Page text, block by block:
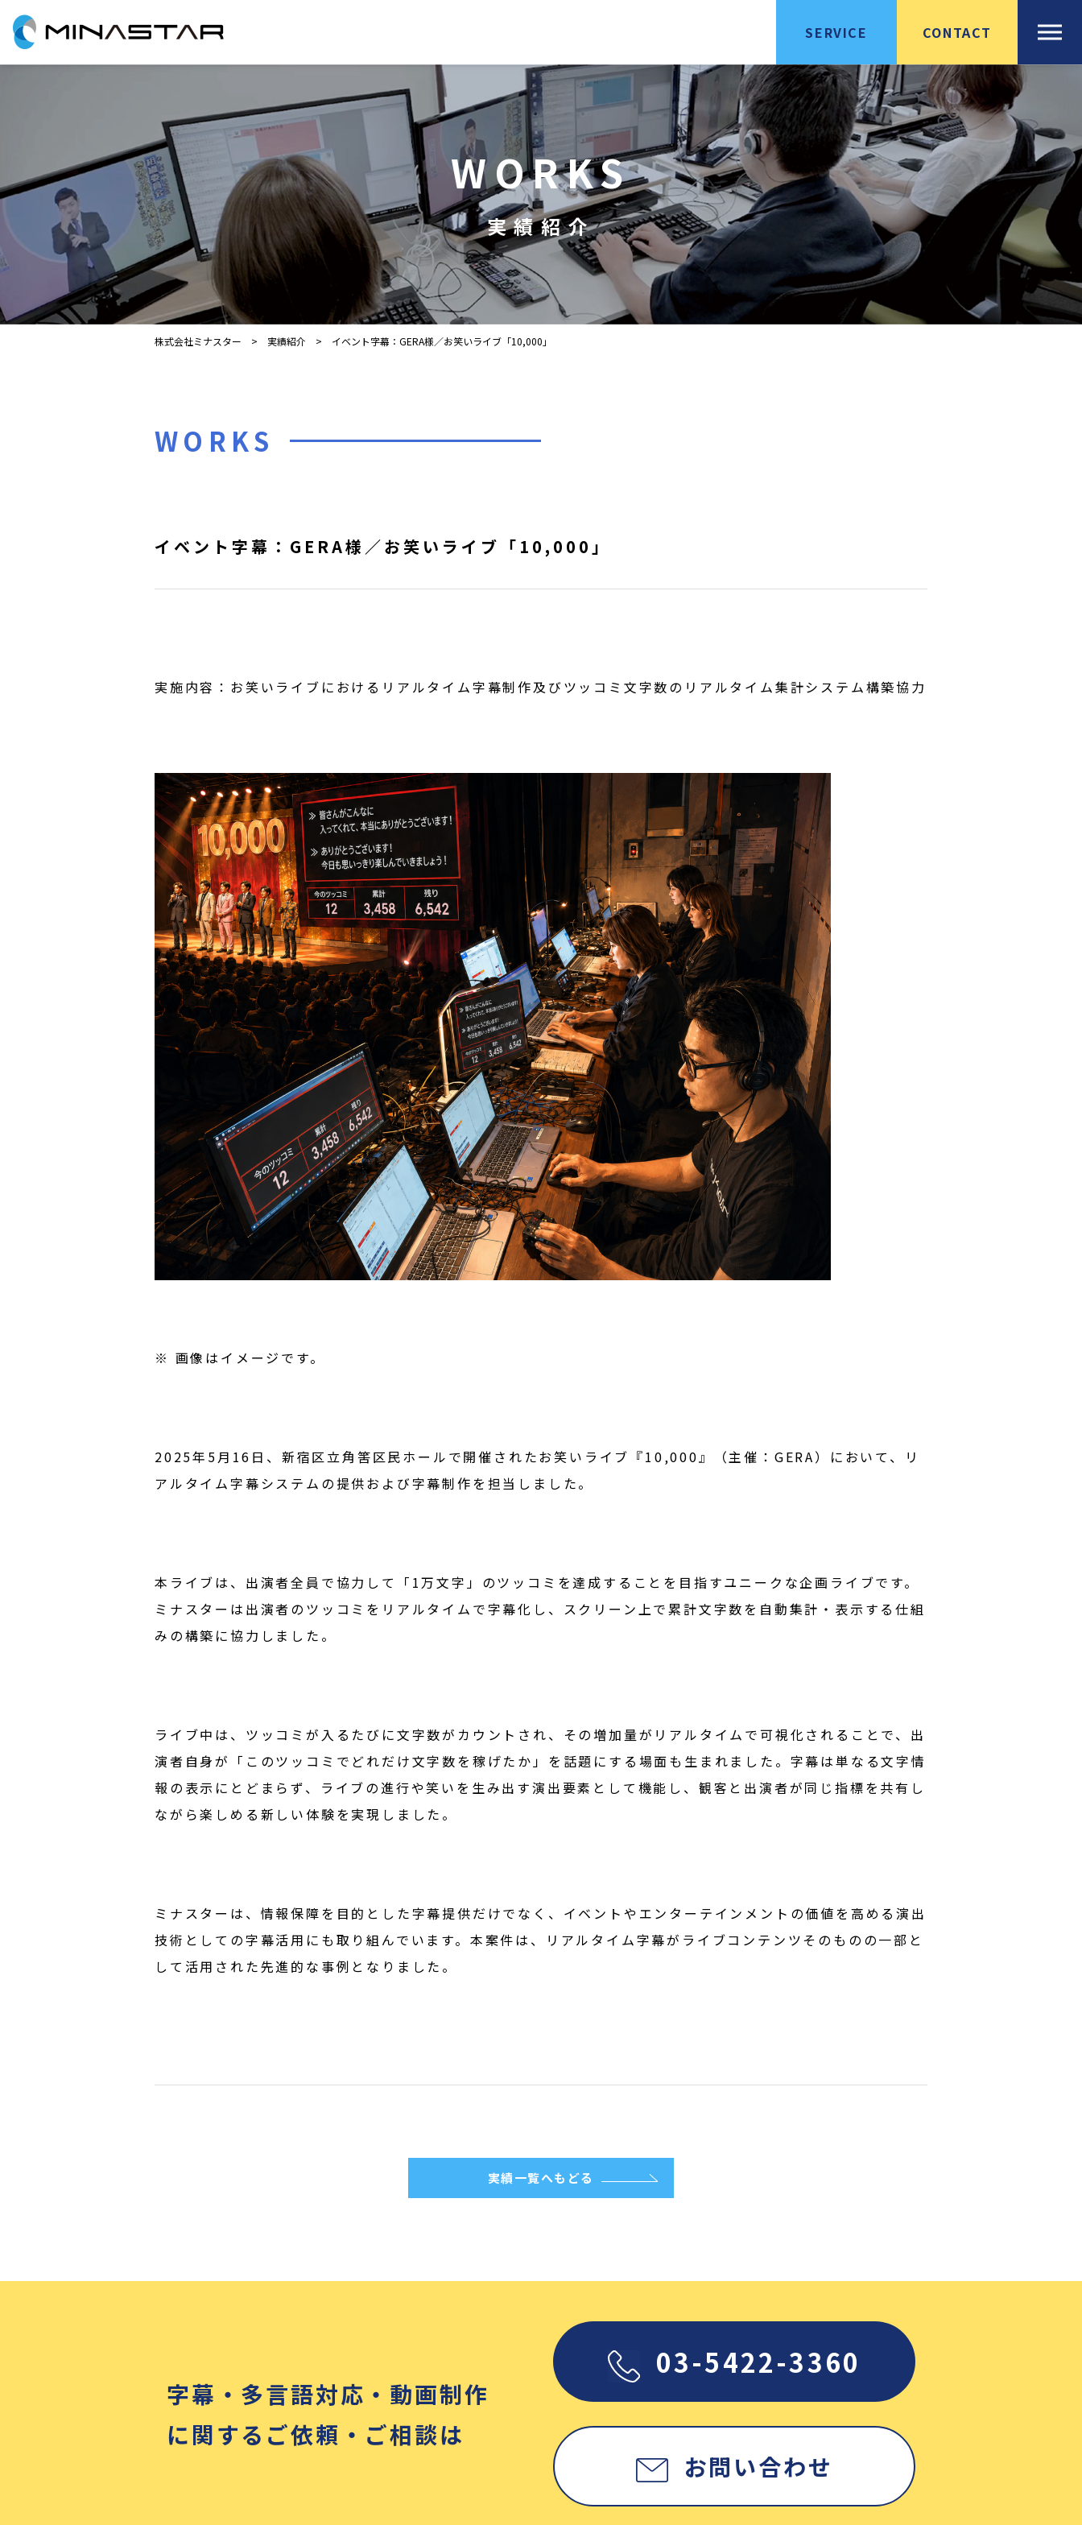
SERVICE CONTACT
WORKS
実績紹介
株式会社ミナスター 実績紹介 イベント字幕：GERA様／お笑いライブ「10,000」
WORKS
イベント字幕：GERA様／お笑いライブ「10,000」
実施内容：お笑いライブにおけるリアルタイム字幕制作及びツッコミ文字数のリアルタイム集計システム構築協力
※ 画像はイメージです。
2025年5月16日、新宿区立角筈区民ホールで開催されたお笑いライブ『10,000』（主催：GERA）において、リ
アルタイム字幕システムの提供および字幕制作を担当しました。
本ライブは、出演者全員で協力して「1万文字」のツッコミを達成することを目指すユニークな企画ライブです。
ミナスターは出演者のツッコミをリアルタイムで字幕化し、スクリーン上で累計文字数を自動集計・表示する仕組
みの構築に協力しました。
ライブ中は、ツッコミが入るたびに文字数がカウントされ、その増加量がリアルタイムで可視化されることで、出
演者自身が「このツッコミでどれだけ文字数を稼げたか」を話題にする場面も生まれました。字幕は単なる文字情
報の表示にとどまらず、ライブの進行や笑いを生み出す演出要素として機能し、観客と出演者が同じ指標を共有し
ながら楽しめる新しい体験を実現しました。
ミナスターは、情報保障を目的とした字幕提供だけでなく、イベントやエンターテインメントの価値を高める演出
技術としての字幕活用にも取り組んでいます。本案件は、リアルタイム字幕がライブコンテンツそのものの一部と
して活用された先進的な事例となりました。
実績一覧へもどる
字幕・多言語対応・動画制作
に関するご依頼・ご相談は
03-5422-3360
お問い合わせ